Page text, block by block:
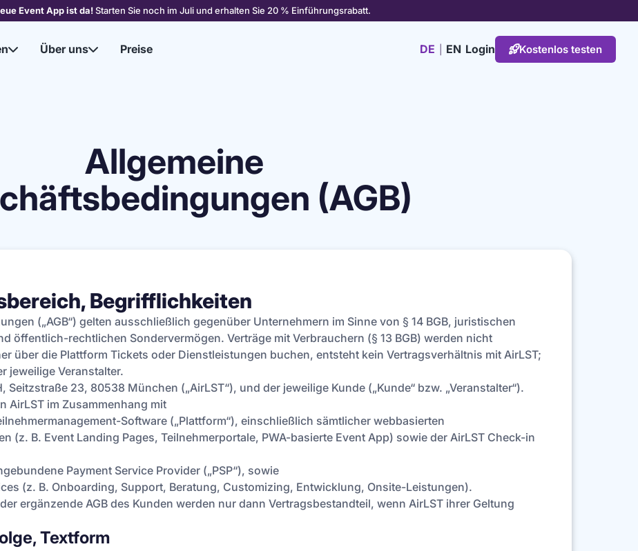
Event App ist da!Starten Sie noch im Juli und erhalten Sie 20 % Einführungsrabatt.
 Über uns Preise DE EN Login Kostenlos testen
Allgemeine
(AGB)
Begrifflichkeiten
(„AGB“) gelten ausschließlich gegenüber Unternehmern im Sinne von § 14 BGB, juristischen
öffentlich-rechtlichen Sondervermögen. Verträge mit Verbrauchern (§ 13 BGB) werden nicht
über die Plattform Tickets oder Dienstleistungen buchen, entsteht kein Vertragsverhältnis mit AirLST;
jeweilige Veranstalter.
Seitzstraße 23, 80538 München („AirLST“), und der jeweilige Kunde („Kunde“ bzw. „Veranstalter“).
AirLST im Zusammenhang mit
Software („Plattform“), einschließlich sämtlicher webbasierten
(z. B. Event Landing Pages, Teilnehmerportale, PWA-basierte Event App) sowie der AirLST Check-in
Payment Service Provider („PSP“), sowie
(z. B. Onboarding, Support, Beratung, Customizing, Entwicklung, Onsite-Leistungen).
ergänzende AGB des Kunden werden nur dann Vertragsbestandteil, wenn AirLST ihrer Geltung
Textform